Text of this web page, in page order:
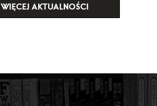
WIĘCEJ AKTUALNOŚCI